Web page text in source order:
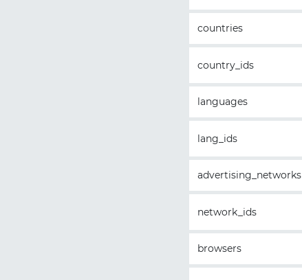
countries
country_ids
languages
lang_ids
advertising_networks
network_ids
browsers